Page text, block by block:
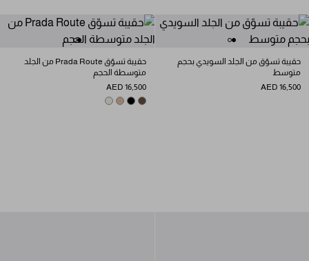
حقيبة تسوّق من الجلد السويدي بحجم
متوسط
AED 16,500
حقيبة تسوّق Prada Route من الجلد
متوسطة الحجم
AED 16,500
COCOA BROWN
BLACK
SAND BEIGE
CHALK WHITE